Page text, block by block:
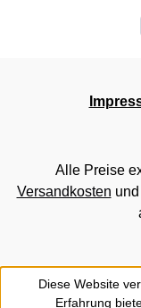
Alle Preise
Versandkosten
Diese Website
Erfahrung